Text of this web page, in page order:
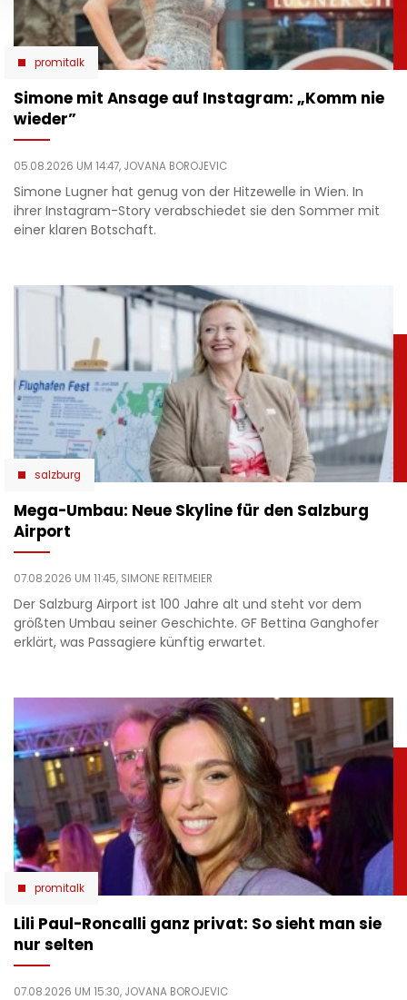
promitalk
Simone mit Ansage auf Instagram: „Komm nie
wieder”
05.08.2026 UM 14:47, JOVANA BOROJEVIC
Simone Lugner hat genug von der Hitzewelle in Wien. In
ihrer Instagram-Story verabschiedet sie den Sommer mit
einer klaren Botschaft.
salzburg
Mega-Umbau: Neue Skyline für den Salzburg
Airport
07.08.2026 UM 11:45, SIMONE REITMEIER
Der Salzburg Airport ist 100 Jahre alt und steht vor dem
größten Umbau seiner Geschichte. GF Bettina Ganghofer
erklärt, was Passagiere künftig erwartet.
promitalk
Lili Paul-Roncalli ganz privat: So sieht man sie
nur selten
07.08.2026 UM 15:30, JOVANA BOROJEVIC